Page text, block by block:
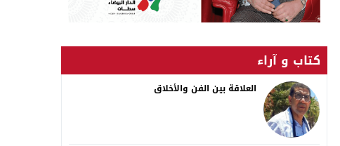
كتاب و آراء
العلاقة بين الفن والأخلاق